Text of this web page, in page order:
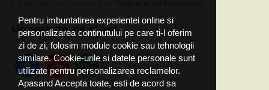
Pentru imbuntatirea experientei online si
personalizarea continutului pe care ti-l oferim
zi de zi, folosim module cookie sau tehnologii
similare. Cookie-urile si datele personale sunt
utilizate pentru personalizarea reclamelor.
Apasand Accepta toate, esti de acord sa
Urmareste-ne si aici